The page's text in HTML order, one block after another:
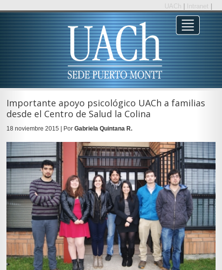
UACh Intranet
Importante apoyo psicológico UACh a familias
desde el Centro de Salud la Colina
18 noviembre 2015 | Por Gabriela Quintana R.